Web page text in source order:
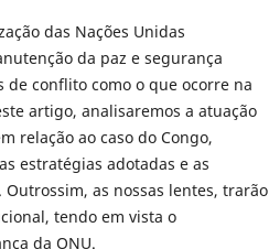
das Nações Unidas
da paz e segurança
conflito como o que ocorre na
artigo, analisaremos a atuação
relação ao caso do Congo,
estratégias adotadas e as
as nossas lentes, trarão
tendo em vista o
da ONU.